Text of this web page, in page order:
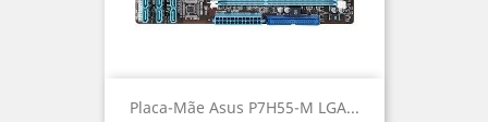
Placa-Mãe Asus P7H55-M LGA...